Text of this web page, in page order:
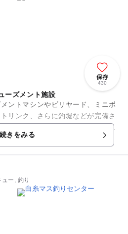
保存
430
ーズメント施設
ントマシンやビリヤード、ミニボ
リンク、さらに釣堀などが完備さ
なり、汗をかき、一日中楽しめる
続きをみる
ー, 釣り